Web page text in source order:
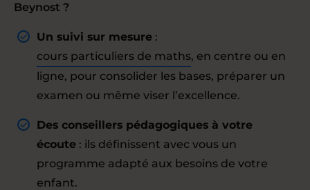
Beynost ?
Un suivi sur mesure :
cours particuliers de maths, en centre ou en
ligne, pour consolider les bases, préparer un
examen ou même viser l’excellence.
Des conseillers pédagogiques à votre
écoute : ils définissent avec vous un
programme adapté aux besoins de votre
enfant.